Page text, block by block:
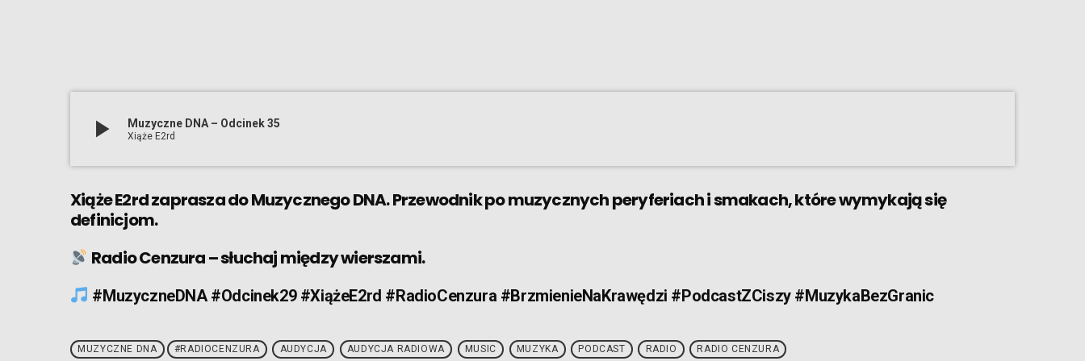
play_arrow Muzyczne DNA – Odcinek 35
Xiąże E2rd
Xiąże E2rd zaprasza do Muzycznego DNA. Przewodnik po muzycznych peryferiach i smakach, które wymykają się
definicjom.
Radio Cenzura – słuchaj między wierszami.
#MuzyczneDNA #Odcinek29 #XiążeE2rd #RadioCenzura #BrzmienieNaKrawędzi #PodcastZCiszy #MuzykaBezGranic
MUZYCZNE DNA #RADIOCENZURA AUDYCJA AUDYCJA RADIOWA MUSIC MUZYKA PODCAST RADIO RADIO CENZURA